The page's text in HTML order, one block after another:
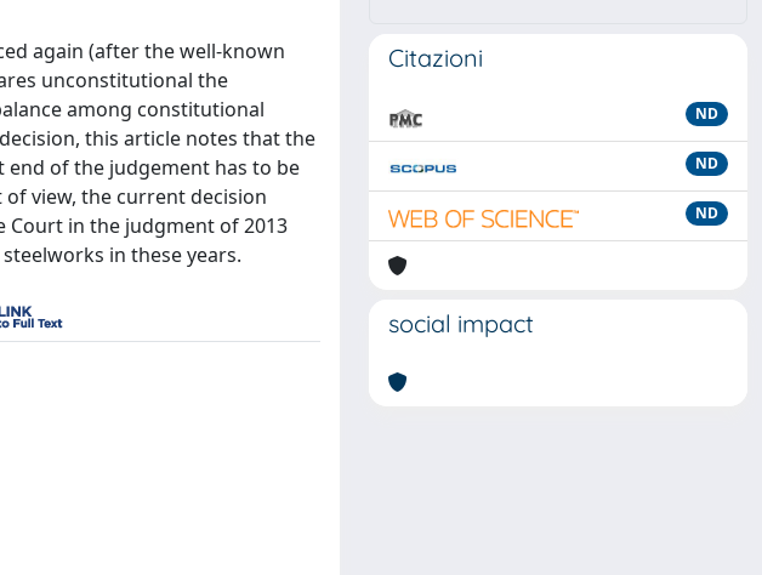
again (after the well-known
unconstitutional the
among constitutional
this article notes that the
end of the judgement has to be
view, the current decision
Court in the judgment of 2013
in these years.
Citazioni
ND
ND
ND
social impact